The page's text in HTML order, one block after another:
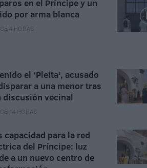
en el Príncipe y un
por arma blanca
4 HORAS
el ‘Pleita’, acusado
a una menor tras
discusión vecinal
14 HORAS
capacidad para la red
del Príncipe: luz
a un nuevo centro de